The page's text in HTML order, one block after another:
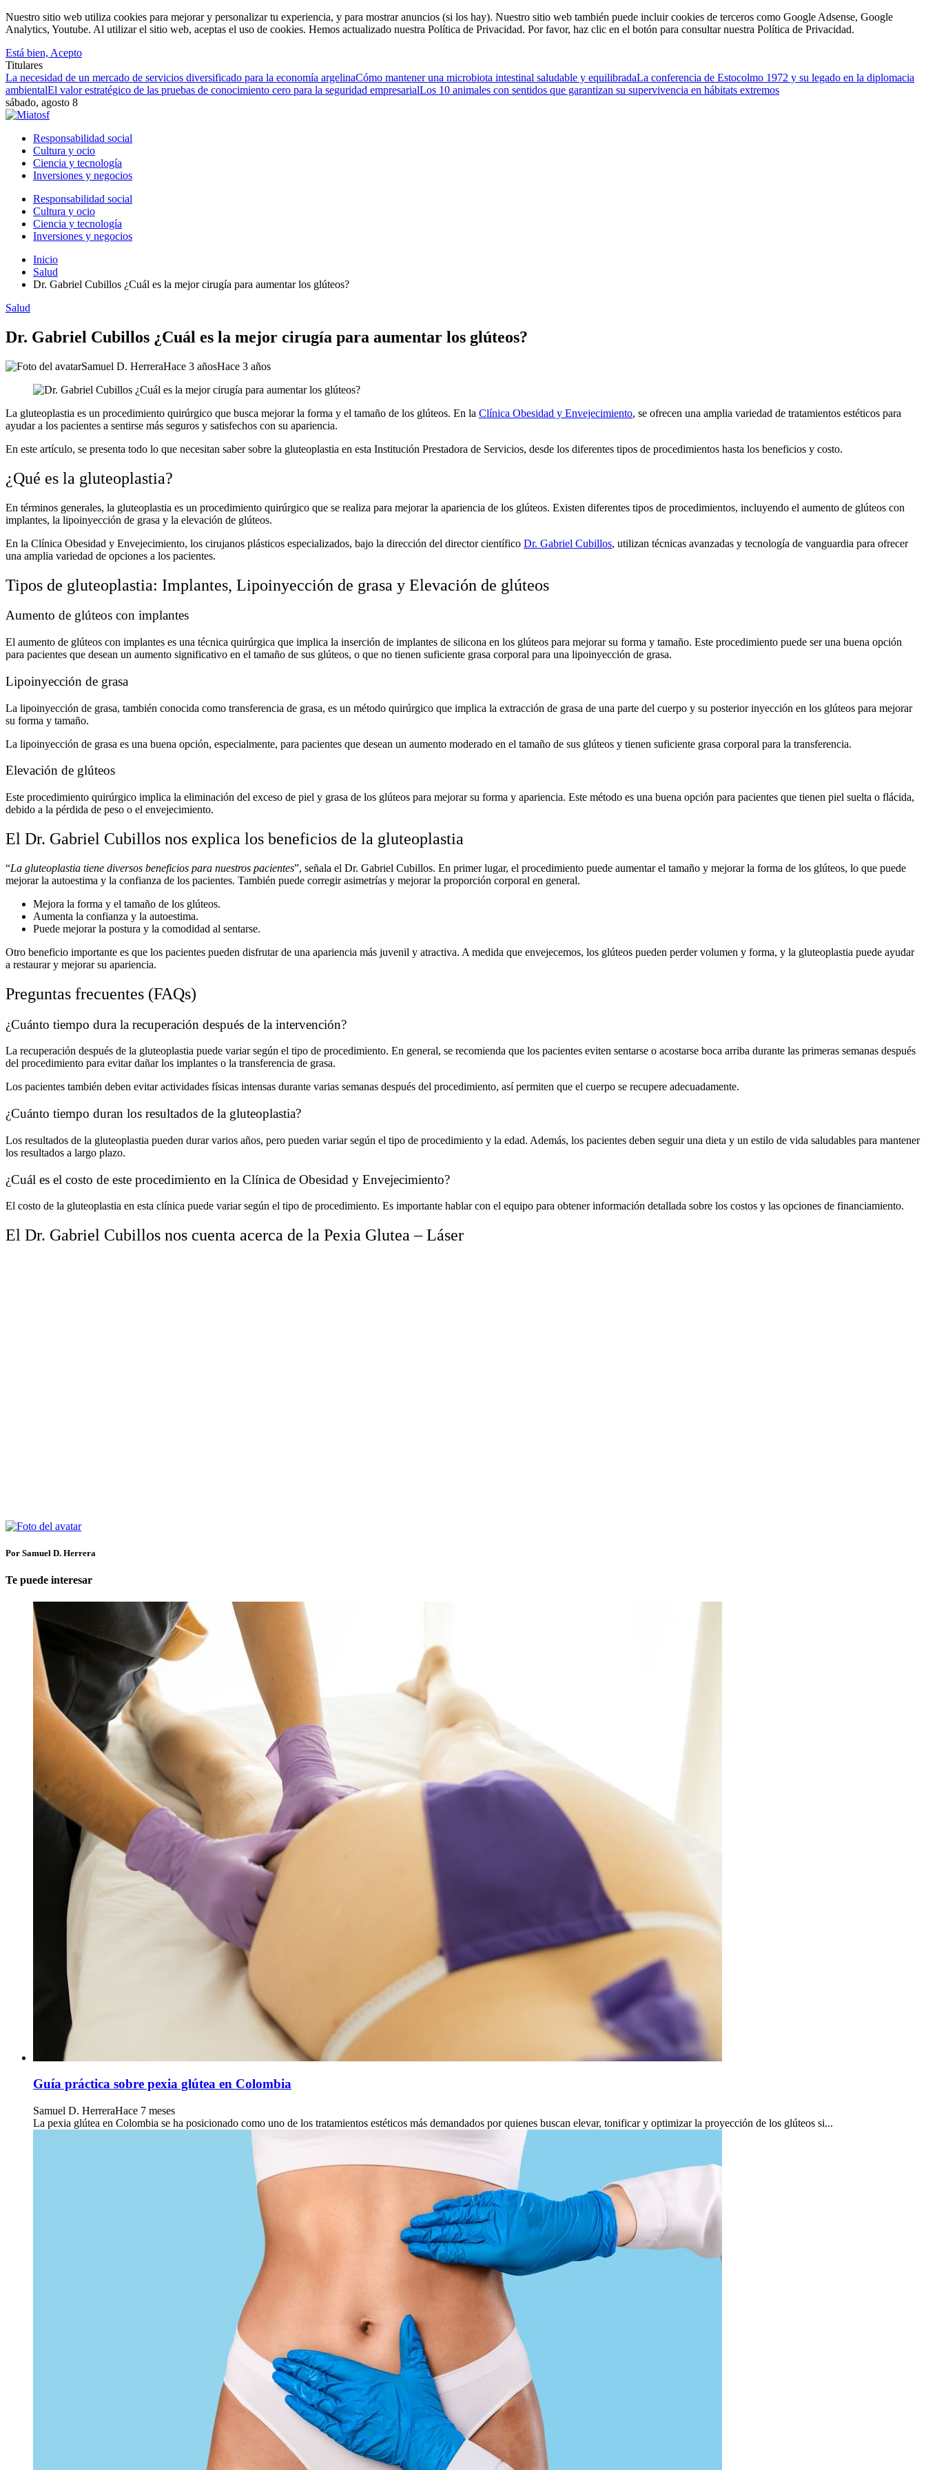
Nuestro sitio web utiliza cookies para mejorar y personalizar tu experiencia, y para mostrar anuncios (si los hay). Nuestro sitio web también puede incluir cookies de terceros como Google Adsense, Google
Analytics, Youtube. Al utilizar el sitio web, aceptas el uso de cookies. Hemos actualizado nuestra Política de Privacidad. Por favor, haz clic en el botón para consultar nuestra Política de Privacidad.
Está bien, Acepto
Titulares
La necesidad de un mercado de servicios diversificado para la economía argelinaCómo mantener una microbiota intestinal saludable y equilibradaLa conferencia de Estocolmo 1972 y su legado en la diplomacia
ambientalEl valor estratégico de las pruebas de conocimiento cero para la seguridad empresarialLos 10 animales con sentidos que garantizan su supervivencia en hábitats extremos
sábado, agosto 8
Responsabilidad social
Cultura y ocio
Ciencia y tecnología
Inversiones y negocios
Responsabilidad social
Cultura y ocio
Ciencia y tecnología
Inversiones y negocios
Inicio
Salud
Dr. Gabriel Cubillos ¿Cuál es la mejor cirugía para aumentar los glúteos?
Salud
Dr. Gabriel Cubillos ¿Cuál es la mejor cirugía para aumentar los glúteos?
Samuel D. HerreraHace 3 añosHace 3 años
La gluteoplastia es un procedimiento quirúrgico que busca mejorar la forma y el tamaño de los glúteos. En la Clínica Obesidad y Envejecimiento, se ofrecen una amplia variedad de tratamientos estéticos para
ayudar a los pacientes a sentirse más seguros y satisfechos con su apariencia.
En este artículo, se presenta todo lo que necesitan saber sobre la gluteoplastia en esta Institución Prestadora de Servicios, desde los diferentes tipos de procedimientos hasta los beneficios y costo.
¿Qué es la gluteoplastia?
En términos generales, la gluteoplastia es un procedimiento quirúrgico que se realiza para mejorar la apariencia de los glúteos. Existen diferentes tipos de procedimientos, incluyendo el aumento de glúteos con
implantes, la lipoinyección de grasa y la elevación de glúteos.
En la Clínica Obesidad y Envejecimiento, los cirujanos plásticos especializados, bajo la dirección del director científico Dr. Gabriel Cubillos, utilizan técnicas avanzadas y tecnología de vanguardia para ofrecer
una amplia variedad de opciones a los pacientes.
Tipos de gluteoplastia: Implantes, Lipoinyección de grasa y Elevación de glúteos
Aumento de glúteos con implantes
El aumento de glúteos con implantes es una técnica quirúrgica que implica la inserción de implantes de silicona en los glúteos para mejorar su forma y tamaño. Este procedimiento puede ser una buena opción
para pacientes que desean un aumento significativo en el tamaño de sus glúteos, o que no tienen suficiente grasa corporal para una lipoinyección de grasa.
Lipoinyección de grasa
La lipoinyección de grasa, también conocida como transferencia de grasa, es un método quirúrgico que implica la extracción de grasa de una parte del cuerpo y su posterior inyección en los glúteos para mejorar
su forma y tamaño.
La lipoinyección de grasa es una buena opción, especialmente, para pacientes que desean un aumento moderado en el tamaño de sus glúteos y tienen suficiente grasa corporal para la transferencia.
Elevación de glúteos
Este procedimiento quirúrgico implica la eliminación del exceso de piel y grasa de los glúteos para mejorar su forma y apariencia. Este método es una buena opción para pacientes que tienen piel suelta o flácida,
debido a la pérdida de peso o el envejecimiento.
El Dr. Gabriel Cubillos nos explica los beneficios de la gluteoplastia
“La gluteoplastia tiene diversos beneficios para nuestros pacientes”, señala el Dr. Gabriel Cubillos. En primer lugar, el procedimiento puede aumentar el tamaño y mejorar la forma de los glúteos, lo que puede
mejorar la autoestima y la confianza de los pacientes. También puede corregir asimetrías y mejorar la proporción corporal en general.
Mejora la forma y el tamaño de los glúteos.
Aumenta la confianza y la autoestima.
Puede mejorar la postura y la comodidad al sentarse.
Otro beneficio importante es que los pacientes pueden disfrutar de una apariencia más juvenil y atractiva. A medida que envejecemos, los glúteos pueden perder volumen y forma, y la gluteoplastia puede ayudar
a restaurar y mejorar su apariencia.
Preguntas frecuentes (FAQs)
¿Cuánto tiempo dura la recuperación después de la intervención?
La recuperación después de la gluteoplastia puede variar según el tipo de procedimiento. En general, se recomienda que los pacientes eviten sentarse o acostarse boca arriba durante las primeras semanas después
del procedimiento para evitar dañar los implantes o la transferencia de grasa.
Los pacientes también deben evitar actividades físicas intensas durante varias semanas después del procedimiento, así permiten que el cuerpo se recupere adecuadamente.
¿Cuánto tiempo duran los resultados de la gluteoplastia?
Los resultados de la gluteoplastia pueden durar varios años, pero pueden variar según el tipo de procedimiento y la edad. Además, los pacientes deben seguir una dieta y un estilo de vida saludables para mantener
los resultados a largo plazo.
¿Cuál es el costo de este procedimiento en la Clínica de Obesidad y Envejecimiento?
El costo de la gluteoplastia en esta clínica puede variar según el tipo de procedimiento. Es importante hablar con el equipo para obtener información detallada sobre los costos y las opciones de financiamiento.
El Dr. Gabriel Cubillos nos cuenta acerca de la Pexia Glutea – Láser
Por Samuel D. Herrera
Te puede interesar
Guía práctica sobre pexia glútea en Colombia
Samuel D. HerreraHace 7 meses
La pexia glútea en Colombia se ha posicionado como uno de los tratamientos estéticos más demandados por quienes buscan elevar, tonificar y optimizar la proyección de los glúteos si...